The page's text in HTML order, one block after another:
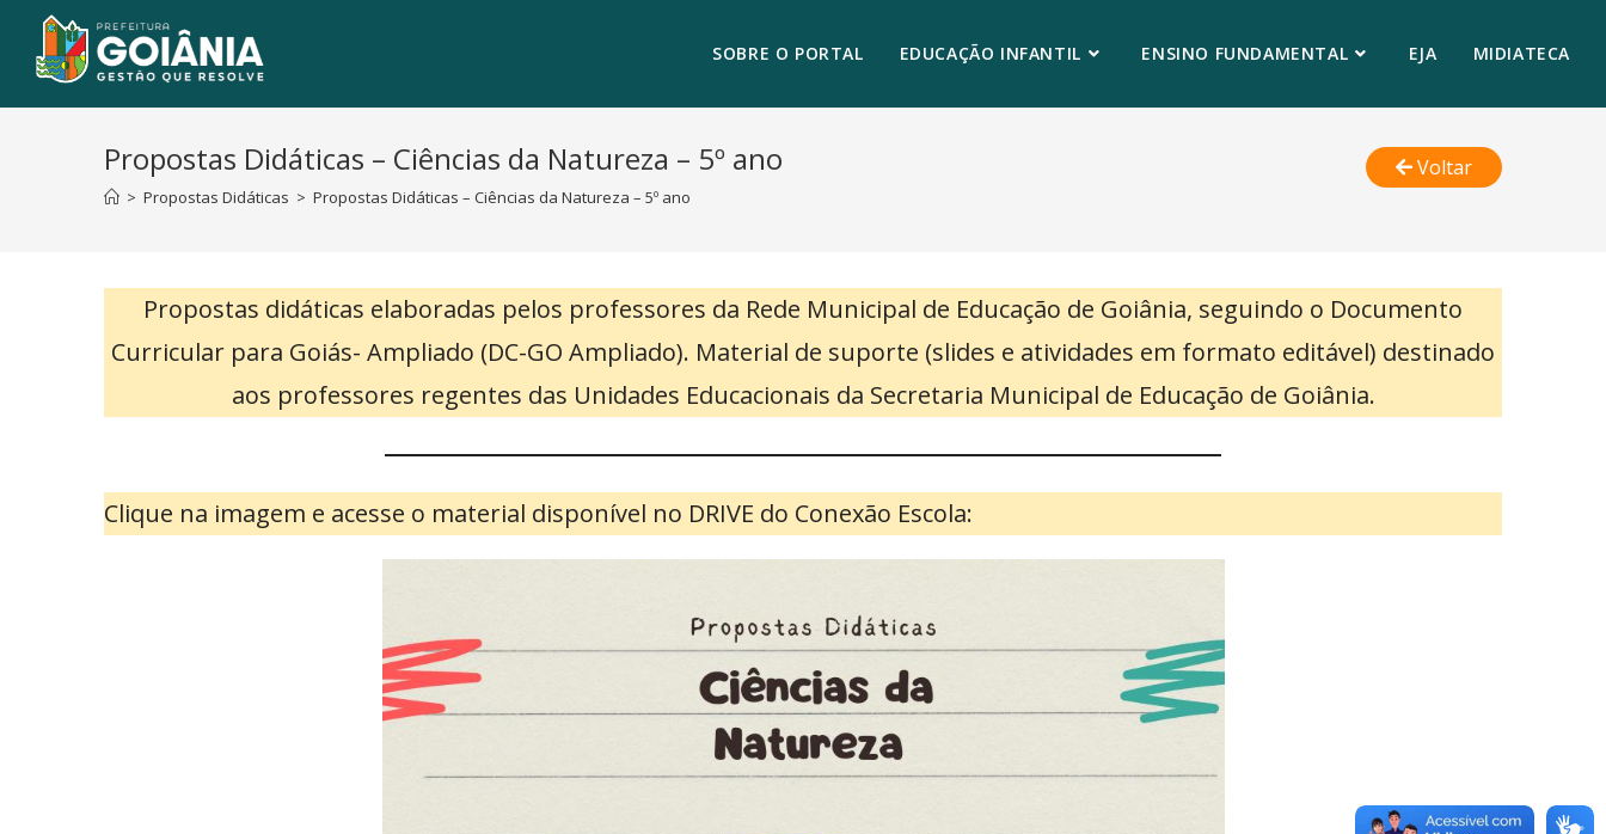
SOBRE O PORTAL EDUCAÇÃO INFANTIL ENSINO FUNDAMENTAL EJA MIDIATECA
Propostas Didáticas – Ciências da Natureza – 5º ano
> Propostas Didáticas > Propostas Didáticas – Ciências da Natureza – 5º ano
Voltar
Propostas didáticas elaboradas pelos professores da Rede Municipal de Educação de Goiânia, seguindo o Documento
Curricular para Goiás- Ampliado (DC-GO Ampliado). Material de suporte (slides e atividades em formato editável) destinado
aos professores regentes das Unidades Educacionais da Secretaria Municipal de Educação de Goiânia.
Clique na imagem e acesse o material disponível no DRIVE do Conexão Escola: